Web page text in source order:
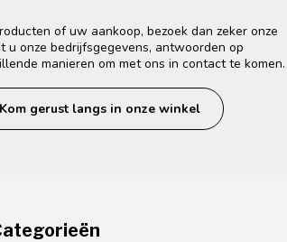
of uw aankoop, bezoek dan zeker onze
u onze bedrijfsgegevens, antwoorden op
manieren om met ons in contact te komen.
Kom gerust langs in onze winkel